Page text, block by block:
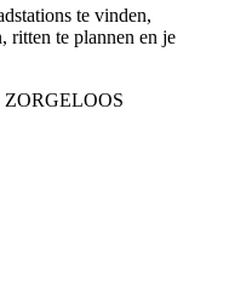
te vinden,
ritten te plannen en je